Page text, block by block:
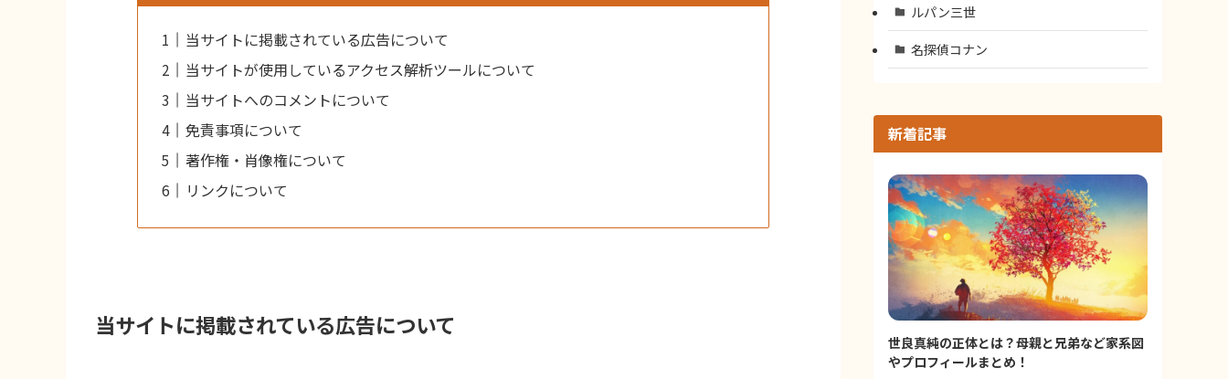
当サイトに掲載されている広告について
当サイトが使用しているアクセス解析ツールについて
当サイトへのコメントについて
免責事項について
著作権・肖像権について
リンクについて
当サイトに掲載されている広告について
ルパン三世
名探偵コナン
新着記事
世良真純の正体とは？母親と兄弟など家系図
やプロフィールまとめ！